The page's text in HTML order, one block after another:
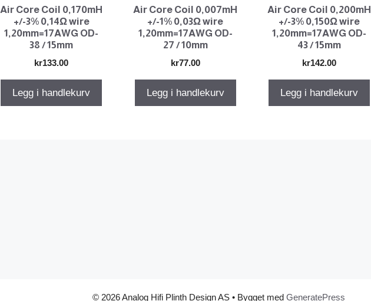
Air Core Coil 0,170mH
+/-3% 0,14Ω wire
1,20mm=17AWG OD-
38 / 15mm
kr133.00
Legg i handlekurv
Air Core Coil 0,007mH
+/-1% 0,03Ω wire
1,20mm=17AWG OD-
27 / 10mm
kr77.00
Legg i handlekurv
Air Core Coil 0,200mH
+/-3% 0,150Ω wire
1,20mm=17AWG OD-
43 / 15mm
kr142.00
Legg i handlekurv
© 2026 Analog Hifi Plinth Design AS• Bygget med GeneratePress